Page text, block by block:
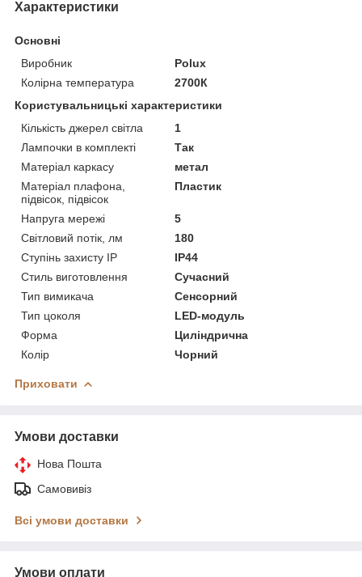
Характеристики
Основні
Виробник
Polux
Колірна температура
2700К
Користувальницькі характеристики
Кількість джерел світла
1
Лампочки в комплекті
Так
Матеріал каркасу
метал
Матеріал плафона,
підвісок, підвісок
Пластик
Напруга мережі
5
Світловий потік, лм
180
Ступінь захисту IP
IP44
Стиль виготовлення
Сучасний
Тип вимикача
Сенсорний
Тип цоколя
LED-модуль
Форма
Циліндрична
Колір
Чорний
Приховати
Умови доставки
Нова Пошта
Самовивіз
Всі умови доставки
Умови оплати